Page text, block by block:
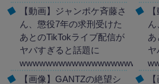
【動画】ジャンポケ斉藤さ
ん、懲役7年の求刑受けた
あとのTikTokライブ配信が
ヤバすぎると話題に
wwwwwwwwwwwwwwwwwwww
【画像】GANTZの絶望シ
あ
ヤ